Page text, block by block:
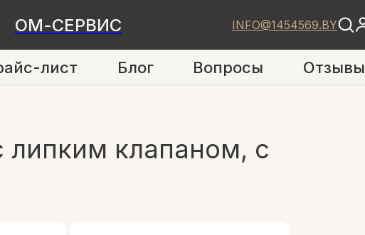
ОМ-СЕРВИС INFO@1454569.BY
лист Блог Вопросы Отзывы
клапаном, с